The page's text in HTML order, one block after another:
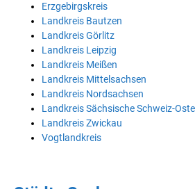
Erzgebirgskreis
Landkreis Bautzen
Landkreis Görlitz
Landkreis Leipzig
Landkreis Meißen
Landkreis Mittelsachsen
Landkreis Nordsachsen
Landkreis Sächsische Schweiz-
Landkreis Zwickau
Vogtlandkreis